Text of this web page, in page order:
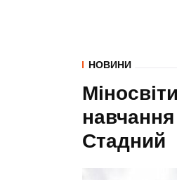
НОВИНИ
Стадний